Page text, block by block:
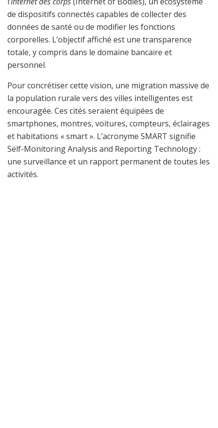
de dispositifs connectés capables de collecter des
données de santé ou de modifier les fonctions
corporelles. L’objectif affiché est une transparence
totale, y compris dans le domaine bancaire et
personnel.
Pour concrétiser cette vision, une migration massive de
la population rurale vers des villes intelligentes est
encouragée. Ces cités seraient équipées de
smartphones, montres, voitures, compteurs, éclairages
et habitations « smart ». L’acronyme SMART signifie
Self-Monitoring Analysis and Reporting Technology :
une surveillance et un rapport permanent de toutes les
activités.